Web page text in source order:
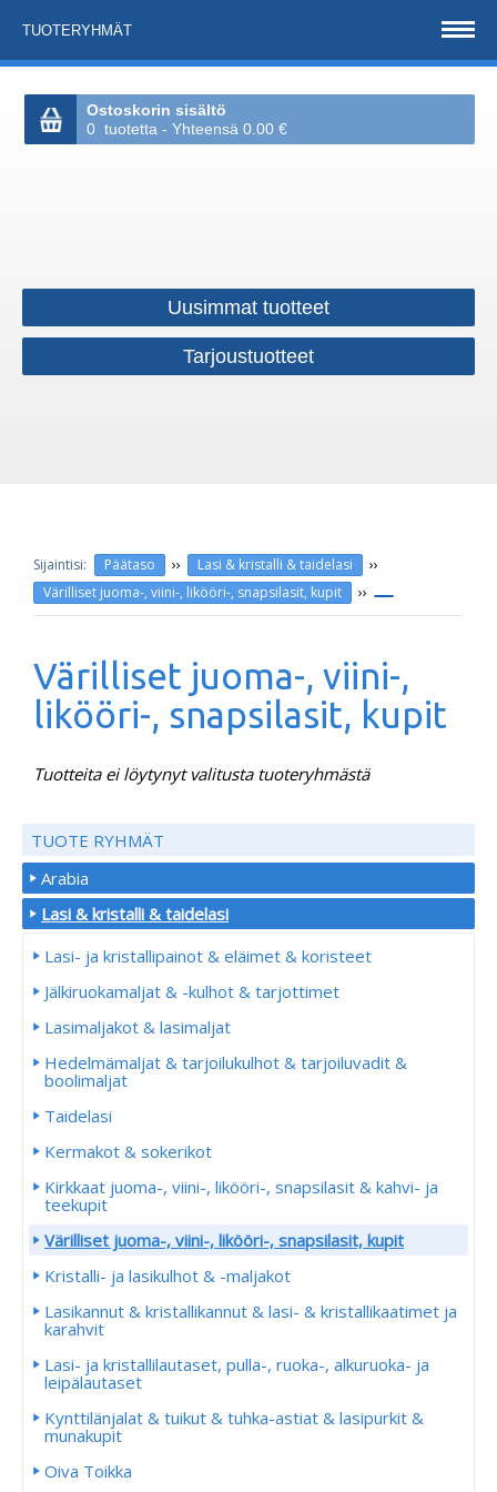
TUOTERYHMÄT
Ostoskorin sisältö
0 tuotetta - Yhteensä 0.00 €
Uusimmat tuotteet
Tarjoustuotteet
Päätaso ›› Lasi & kristalli & taidelasi ››
Värilliset juoma-, viini-, likööri-, snapsilasit, kupit ››
Värilliset juoma-, viini-,
likööri-, snapsilasit, kupit
Tuotteita ei löytynyt valitusta tuoteryhmästä
TUOTE RYHMÄT
Arabia
Lasi & kristalli & taidelasi
Lasi- ja kristallipainot & eläimet & koristeet
Jälkiruokamaljat & -kulhot & tarjottimet
Lasimaljakot & lasimaljat
Hedelmämaljat & tarjoilukulhot & tarjoiluvadit &
boolimaljat
Taidelasi
Kermakot & sokerikot
Kirkkaat juoma-, viini-, likööri-, snapsilasit & kahvi- ja
teekupit
Värilliset juoma-, viini-, likööri-, snapsilasit, kupit
Kristalli- ja lasikulhot & -maljakot
Lasikannut & kristallikannut & lasi- & kristallikaatimet ja
karahvit
Lasi- ja kristallilautaset, pulla-, ruoka-, alkuruoka- ja
leipälautaset
Kynttilänjalat & tuikut & tuhka-astiat & lasipurkit &
munakupit
Oiva Toikka